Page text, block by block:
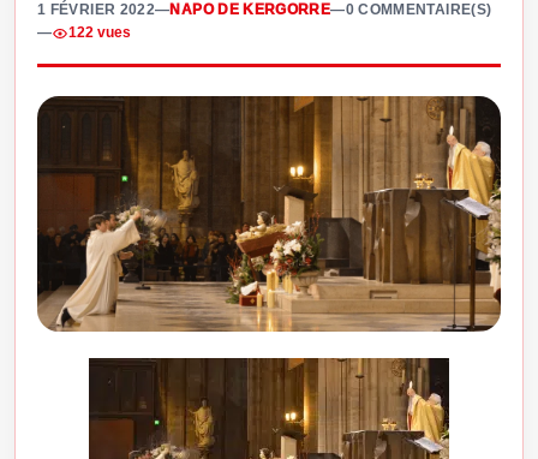
1 FÉVRIER 2022—NAPO DE KERGORRE—0 COMMENTAIRE(S)
—
122 vues